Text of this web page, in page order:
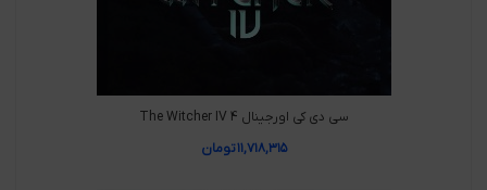
سی دی کی اورجینال The Witcher IV 4
۱۱,۷۱۸,۳۱۵تومان